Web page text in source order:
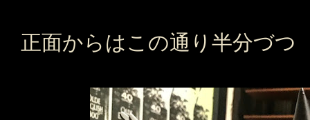
正面からはこの通り半分づつ